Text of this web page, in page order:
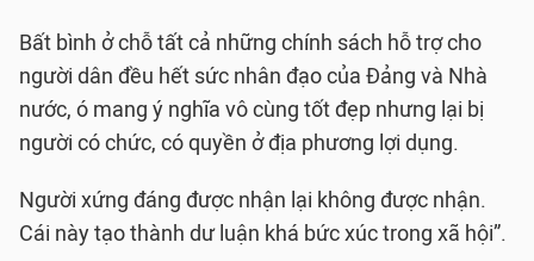
Bất bình ở chỗ tất cả những chính sách hỗ trợ cho
người dân đều hết sức nhân đạo của Đảng và Nhà
nước, ó mang ý nghĩa vô cùng tốt đẹp nhưng lại bị
người có chức, có quyền ở địa phương lợi dụng.
Người xứng đáng được nhận lại không được nhận.
Cái này tạo thành dư luận khá bức xúc trong xã hội”.